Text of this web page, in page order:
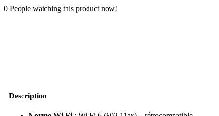
0 People watching this product now!
Description